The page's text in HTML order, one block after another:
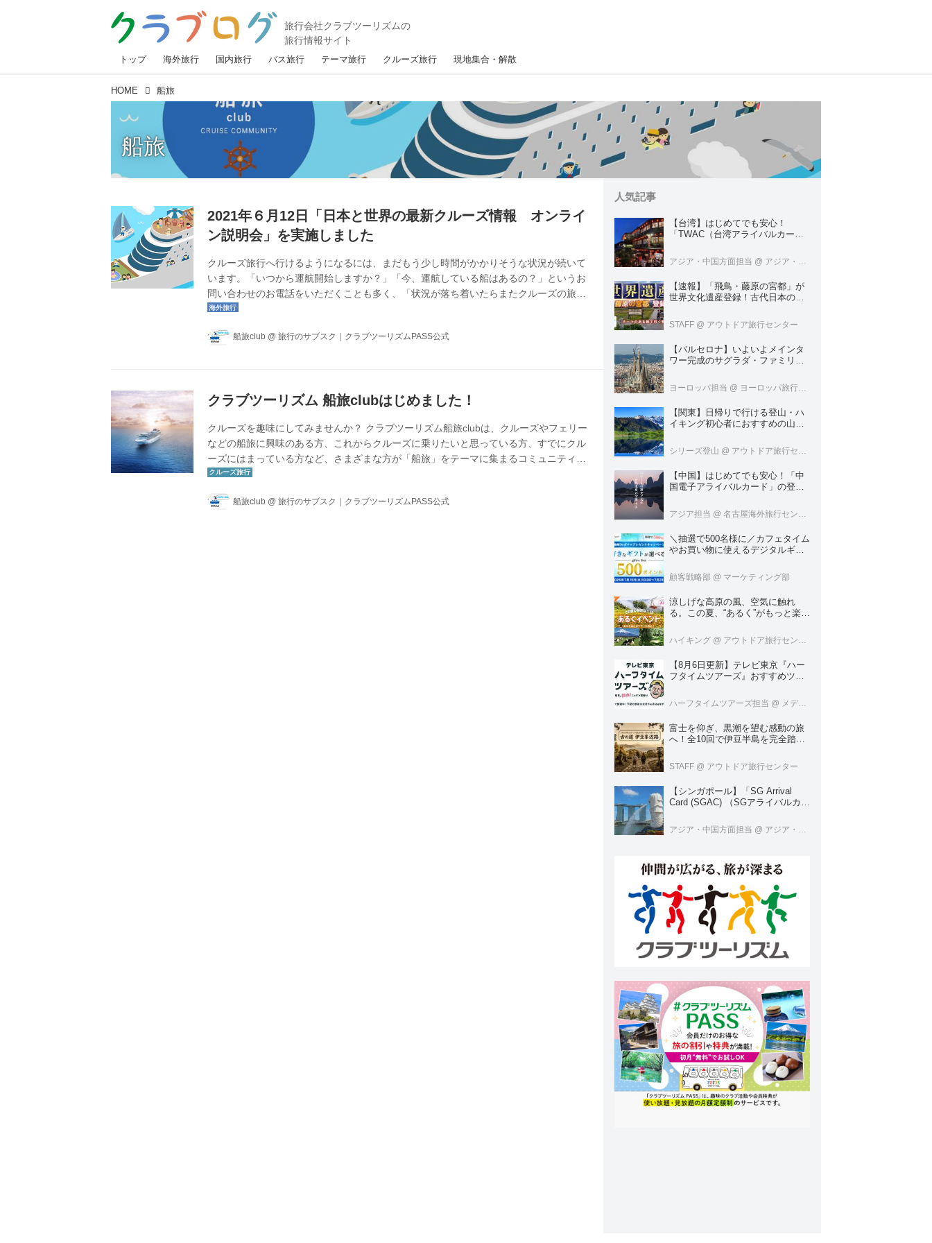
トップ 海外旅行 国内旅行 バス旅行 テーマ旅行 クルーズ旅行 現地集合・解散
HOME 船旅
船旅
2021年６月12日「日本と世界の最新クルーズ情報 オンライ
ン説明会」を実施しました
クルーズ旅行へ行けるようになるには、まだもう少し時間がかかりそうな状況が続いて
います。「いつから運航開始しますか？」「今、運航している船はあるの？」というお
問い合わせのお電話をいただくことも多く、「状況が落ち着いたらまたクルーズの旅に
行きたい！」というお客様がたくさんいらっしゃることを、日々感じております。（弊
船旅club @ 旅行のサブスク｜クラブツーリズムPASS公式
クラブツーリズム 船旅clubはじめました！
クルーズを趣味にしてみませんか？ クラブツーリズム船旅clubは、クルーズやフェリー
などの船旅に興味のある方、これからクルーズに乗りたいと思っている方、すでにクル
ーズにはまっている方など、さまざまな方が「船旅」をテーマに集まるコミュニティで
す。クルーズの魅力や船についての情報を、YouTube・Twitter・Facebook・ブログなど
入れた瞬間から一瞬にして非日常の世界を体験できる、唯一無二の旅のカタチです。 一
船旅club @ 旅行のサブスク｜クラブツーリズムPASS公式
人気記事
【台湾】はじめてでも安心！
「TWAC（台湾アライバルカー
アジア・中国方面担当 @ アジア・中国旅行センター
【速報】「飛鳥・藤原の宮都」が
世界文化遺産登録！古代日本の原
ブツーリズムのテーマのある旅
STAFF @ アウトドア旅行センター
【バルセロナ】いよいよメインタ
ワー完成のサグラダ・ファミリア
ヨーロッパ担当 @ ヨーロッパ旅行センター
【関東】日帰りで行ける登山・ハ
イキング初心者におすすめの山１
シリーズ登山 @ アウトドア旅行センター
【中国】はじめてでも安心！「中
国電子アライバルカード」の登録
アジア担当 @ 名古屋海外旅行センター
＼抽選で500名様に／カフェタイム
やお買い物に使えるデジタルギフ
顧客戦略部 @ マーケティング部
涼しげな高原の風、空気に触れ
る。この夏、“あるく”がもっと楽し
ングの旅＞
ハイキング @ アウトドア旅行センター
【8月6日更新】テレビ東京『ハー
フタイムツアーズ』おすすめツア
ハーフタイムツアーズ担当 @ メディア開発
富士を仰ぎ、黒潮を望む感動の旅
へ！全10回で伊豆半島を完全踏破
ドツアー
STAFF @ アウトドア旅行センター
【シンガポール】「SG Arrival
Card (SGAC) （SGアライバルカー
解説！
アジア・中国方面担当 @ アジア・中国旅行センター